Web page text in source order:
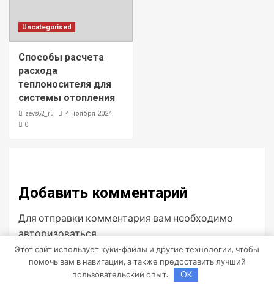
Uncategorised
Способы расчета
расхода
теплоносителя для
системы отопления
zevs62_ru 4 ноября 2024
0
Добавить комментарий
Для отправки комментария вам необходимо
авторизоваться.
Этот сайт использует куки-файлы и другие технологии, чтобы
помочь вам в навигации, а также предоставить лучший
пользовательский опыт.
OK